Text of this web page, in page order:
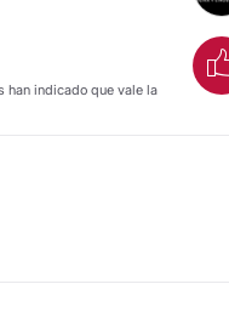
han indicado que vale la